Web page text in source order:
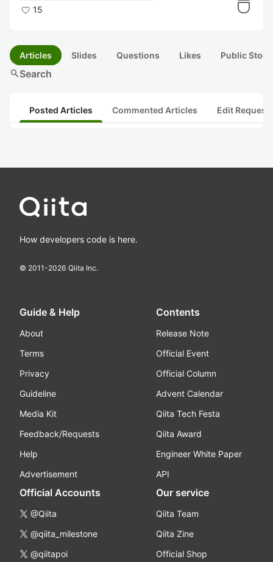
15
Articles Slides Questions Likes Public
searchSearch
Posted Articles Commented Articles Edit
How developers code is here.
© 2011-2026 Qiita Inc.
Guide & Help
About
Terms
Privacy
Guideline
Media Kit
Feedback/Requests
Help
Advertisement
Contents
Release Note
Official Event
Official Column
Advent Calendar
Qiita Tech Festa
Qiita Award
Engineer White Paper
API
Official Accounts
@Qiita
@qiita_milestone
@qiitapoi
Our service
Qiita Team
Qiita Zine
Official Shop